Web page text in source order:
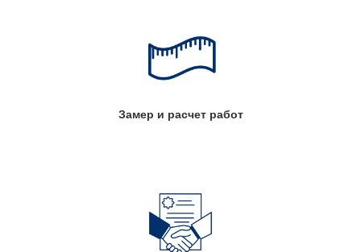
Замер и расчет работ